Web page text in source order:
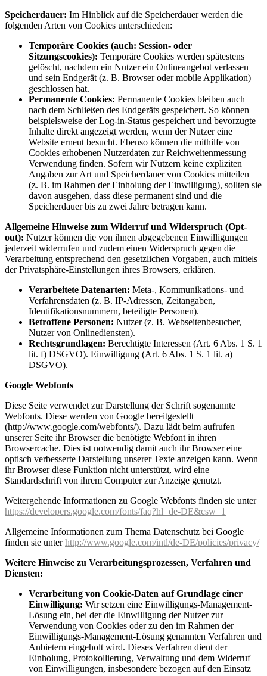
Speicherdauer: Im Hinblick auf die Speicherdauer werden die
folgenden Arten von Cookies unterschieden:
Temporäre Cookies (auch: Session- oder
Sitzungscookies): Temporäre Cookies werden spätestens
gelöscht, nachdem ein Nutzer ein Onlineangebot verlassen
und sein Endgerät (z. B. Browser oder mobile Applikation)
geschlossen hat.
Permanente Cookies: Permanente Cookies bleiben auch
nach dem Schließen des Endgeräts gespeichert. So können
beispielsweise der Log-in-Status gespeichert und bevorzugte
Inhalte direkt angezeigt werden, wenn der Nutzer eine
Website erneut besucht. Ebenso können die mithilfe von
Cookies erhobenen Nutzerdaten zur Reichweitenmessung
Verwendung finden. Sofern wir Nutzern keine expliziten
Angaben zur Art und Speicherdauer von Cookies mitteilen
(z. B. im Rahmen der Einholung der Einwilligung), sollten sie
davon ausgehen, dass diese permanent sind und die
Speicherdauer bis zu zwei Jahre betragen kann.
Allgemeine Hinweise zum Widerruf und Widerspruch (Opt-
out): Nutzer können die von ihnen abgegebenen Einwilligungen
jederzeit widerrufen und zudem einen Widerspruch gegen die
Verarbeitung entsprechend den gesetzlichen Vorgaben, auch mittels
der Privatsphäre-Einstellungen ihres Browsers, erklären.
Verarbeitete Datenarten: Meta-, Kommunikations- und
Verfahrensdaten (z. B. IP-Adressen, Zeitangaben,
Identifikationsnummern, beteiligte Personen).
Betroffene Personen: Nutzer (z. B. Webseitenbesucher,
Nutzer von Onlinediensten).
Rechtsgrundlagen: Berechtigte Interessen (Art. 6 Abs. 1 S. 1
lit. f) DSGVO). Einwilligung (Art. 6 Abs. 1 S. 1 lit. a)
DSGVO).
Google Webfonts
Diese Seite verwendet zur Darstellung der Schrift sogenannte
Webfonts. Diese werden von Google bereitgestellt
(http://www.google.com/webfonts/). Dazu lädt beim aufrufen
unserer Seite ihr Browser die benötigte Webfont in ihren
Browsercache. Dies ist notwendig damit auch ihr Browser eine
optisch verbesserte Darstellung unserer Texte anzeigen kann. Wenn
ihr Browser diese Funktion nicht unterstützt, wird eine
Standardschrift von ihrem Computer zur Anzeige genutzt.
Weitergehende Informationen zu Google Webfonts finden sie unter
https://developers.google.com/fonts/faq?hl=de-DE&csw=1
Allgemeine Informationen zum Thema Datenschutz bei Google
finden sie unterhttp://www.google.com/intl/de-DE/policies/privacy/
Weitere Hinweise zu Verarbeitungsprozessen, Verfahren und
Diensten:
Verarbeitung von Cookie-Daten auf Grundlage einer
Einwilligung: Wir setzen eine Einwilligungs-Management-
Lösung ein, bei der die Einwilligung der Nutzer zur
Verwendung von Cookies oder zu den im Rahmen der
Einwilligungs-Management-Lösung genannten Verfahren und
Anbietern eingeholt wird. Dieses Verfahren dient der
Einholung, Protokollierung, Verwaltung und dem Widerruf
von Einwilligungen, insbesondere bezogen auf den Einsatz